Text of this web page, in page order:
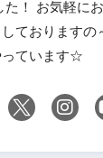
た！ お気軽に
ておりますの
っています☆